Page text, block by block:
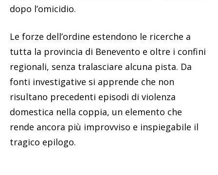
dopo l’omicidio.
Le forze dell’ordine estendono le ricerche a
tutta la provincia di Benevento e oltre i confini
regionali, senza tralasciare alcuna pista. Da
fonti investigative si apprende che non
risultano precedenti episodi di violenza
domestica nella coppia, un elemento che
rende ancora più improvviso e inspiegabile il
tragico epilogo.